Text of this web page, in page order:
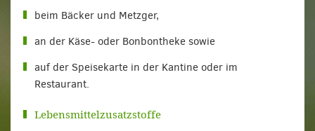
beim Bäcker und Metzger,
an der Käse- oder Bonbontheke sowie
auf der Speisekarte in der Kantine oder im
Restaurant.
Lebensmittelzusatzstoffe